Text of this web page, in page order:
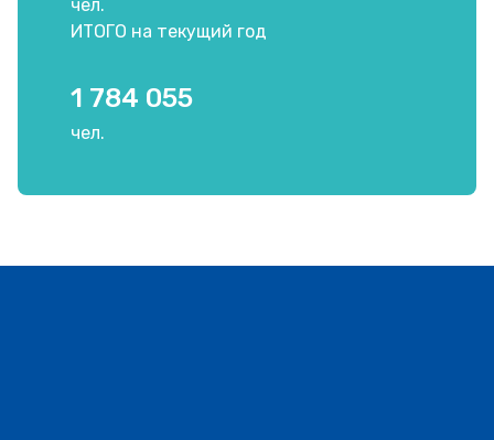
чел.
ИТОГО на текущий год
1 784 055
чел.